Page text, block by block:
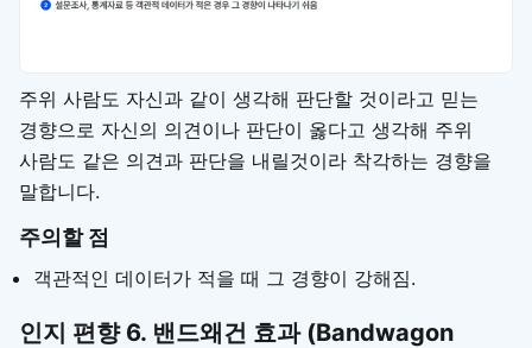
주위 사람도 자신과 같이 생각해 판단할 것이라고 믿는
경향으로 자신의 의견이나 판단이 옳다고 생각해 주위
사람도 같은 의견과 판단을 내릴것이라 착각하는 경향을
말합니다.
주의할 점
객관적인 데이터가 적을 때 그 경향이 강해짐.
인지 편향6. 밴드왜건 효과 (Bandwagon